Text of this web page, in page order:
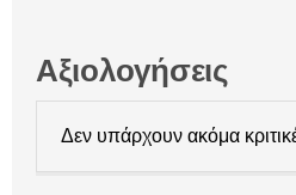
Αξιολογήσεις
Δεν υπάρχουν ακόμα